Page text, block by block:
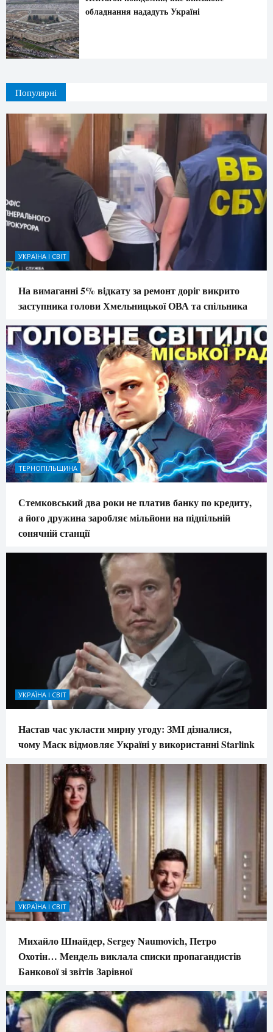
обладнання нададуть Україні
Популярні
УКРАЇНА І СВІТ
На вимаганні 5% відкату за ремонт доріг викрито
заступника голови Хмельницької ОВА та спільника
ТЕРНОПІЛЬЩИНА
Стемковський два роки не платив банку по кредиту,
а його дружина заробляє мільйони на підпільній
сонячній станції
УКРАЇНА І СВІТ
Настав час укласти мирну угоду: ЗМІ дізналися,
чому Маск відмовляє Україні у використанні Starlink
УКРАЇНА І СВІТ
Михайло Шнайдер, Sergey Naumovich, Петро
Охотін… Мендель виклала списки пропагандистів
Банкової зі звітів Зарівної